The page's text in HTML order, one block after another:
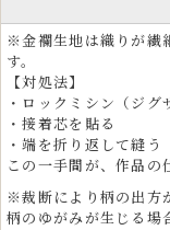
※金襴生地は織りが繊
す。
【対処法】
・ロックミシン（ジグ
・接着芯を貼る
・端を折り返して縫う
この一手間が、作品の
※裁断により柄の出方
柄のゆがみが生じる場